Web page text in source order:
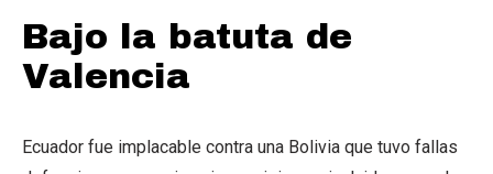
Bajo la batuta de
Valencia
Ecuador fue implacable contra una Bolivia que tuvo fallas